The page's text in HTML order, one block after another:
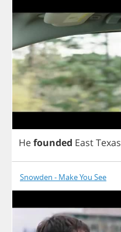
Hefounded EastTexas
Snowden - Make You See